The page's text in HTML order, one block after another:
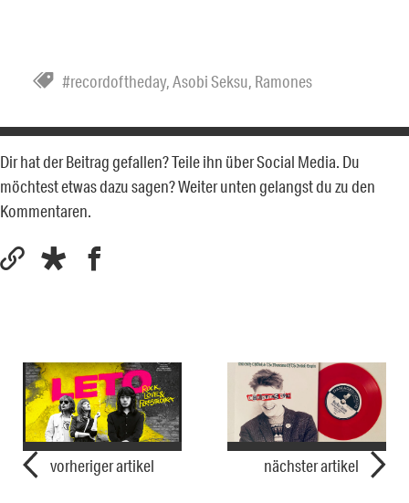
#recordoftheday,Asobi Seksu, Ramones
Dir hat der Beitrag gefallen? Teile ihn über Social Media. Du
möchtest etwas dazu sagen? Weiter unten gelangst du zu den
Kommentaren.
vorheriger artikel nächster artikel